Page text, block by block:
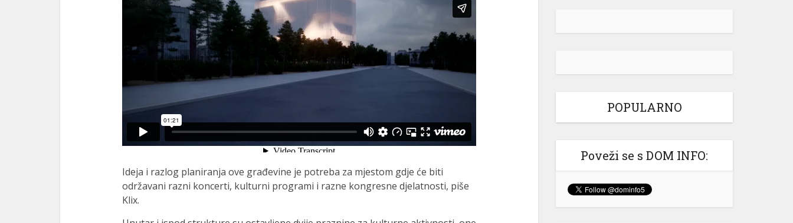
Ideja i razlog planiranja ove građevine je potreba za mjestom gdje će biti
održavani razni koncerti, kulturni programi i razne kongresne djelatnosti, piše
Klix.
oba smjera na prelazima Zupci i
Gradina, Hum […][...]
zapjevao sa Vladom Georgievom u
Herceg Novom (VIDEO)
prestaje da oduševljava region!
Najbolji svih vremena je odlučio
POPULARNO